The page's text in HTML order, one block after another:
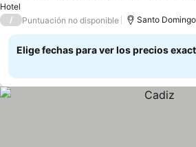
Hotel
Ver precios
/ Puntuación no disponible Santo
Elige fechas para ver los precios